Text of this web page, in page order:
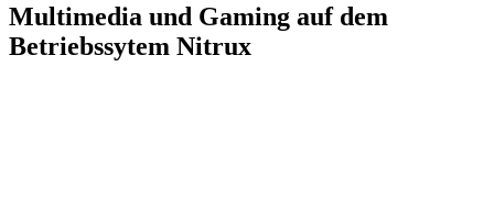
Multimedia und Gaming auf dem
Betriebssytem Nitrux